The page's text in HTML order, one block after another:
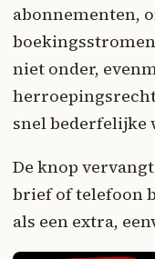
abonnementen,
niet onder,
snel bederfelijke
De knop
brief of telefoon
als een extra,